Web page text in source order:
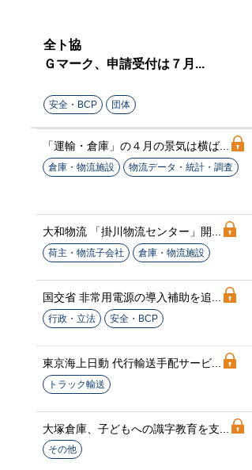
全ト協
Ｇマーク、申請受付は７月...
安全・BCP 団体
「運輸・倉庫」の４月の景気は横ば...
倉庫・物流施設 物流データ・統計・調査
大和物流 「掛川物流センター」開...
荷主・物流子会社 倉庫・物流施設
国交省 非常用電源の導入補助を追...
行政・立法 安全・BCP
東京海上日動 代行輸送手配サービ...
トラック輸送
大塚倉庫、子どもへの識字教育を支...
その他